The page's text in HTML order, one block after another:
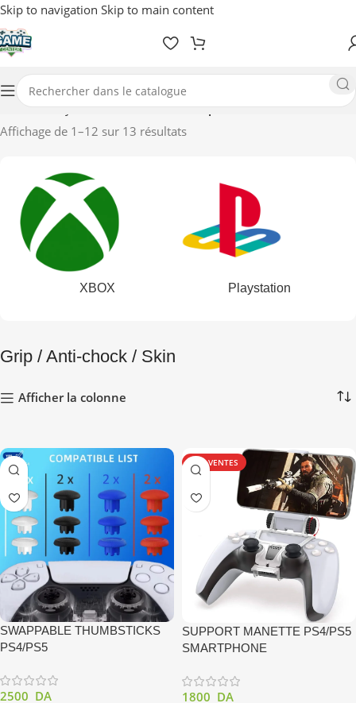
Skip to navigation Skip to main content
Accueil/ Playstation/ Accessoires/ Grip / Anti-chock / Skin
Affichage de 1–12 sur 13 résultats
XBOX Playstation
Grip / Anti-chock / Skin
Afficher la colonne
SWAPPABLE THUMBSTICKS
PS4/PS5
2500 DA
TOP VENTES
SUPPORT MANETTE PS4/PS5
SMARTPHONE
1800 DA